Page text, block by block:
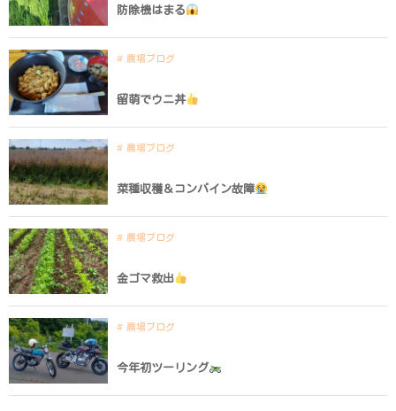
防除機はまる
農場ブログ
留萌でウニ丼
農場ブログ
菜種収穫＆コンバイン故障
農場ブログ
金ゴマ救出
農場ブログ
今年初ツーリング